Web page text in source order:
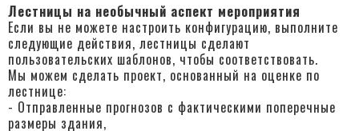
Лестницы на необычный аспект мероприятия
Если вы не можете настроить конфигурацию, выполните
следующие действия, лестницы сделают
пользовательских шаблонов, чтобы соответствовать.
Мы можем сделать проект, основанный на оценке по
лестнице:
- Отправленные прогнозов с фактическими поперечные
размеры здания,